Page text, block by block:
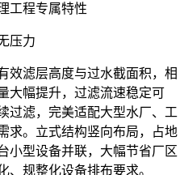
工程专属特性
压力
效滤层高度与过水截面积，相
大幅提升，过滤流速稳定可
过滤，完美适配大型水厂、工
求。立式结构竖向布局，占地
小型设备并联，大幅节省厂区
、规整化设备排布要求。